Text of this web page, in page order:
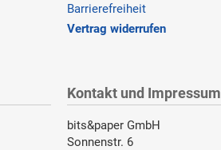
Barrierefreiheit
Vertrag widerrufen
Kontakt und Impressum
bits&paper GmbH
Sonnenstr. 6